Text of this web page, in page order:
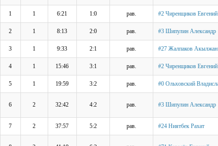
1 1 6:21 1:0 рав. #2 Чиренщиков Евгений
2 1 8:13 2:0 рав. #3 Шипулин Александр
3 1 9:33 2:1 рав. #27 Жалпаков Акылжан
4 1 15:46 3:1 рав. #2 Чиренщиков Евгений
5 1 19:59 3:2 рав. #0 Ольховский
6 2 32:42 4:2 рав. #3 Шипулин Александр
7 2 37:57 5:2 рав. #24 Ниятбек Рахат